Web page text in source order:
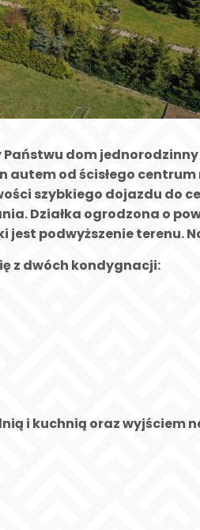
Państwu dom
autem od ścisłego
szybkiego dojazdu do
Działka ogrodzona o
jest podwyższenie terenu.
z dwóch kondygnacji:
i kuchnią oraz wyjściem